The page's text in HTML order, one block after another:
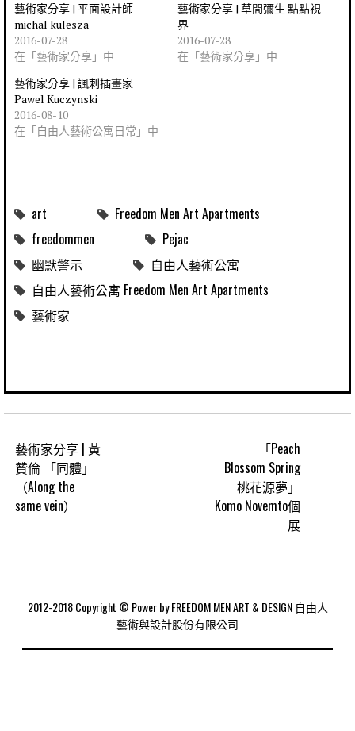
藝術家分享 | 平面設計師
michal kulesza
2016-07-28
在「藝術家分享」中
藝術家分享 | 草間彌生 點點視
界
2016-07-28
在「藝術家分享」中
藝術家分享 | 諷刺插畫家
Pawel Kuczynski
2016-08-10
在「自由人藝術公寓日常」中
art
Freedom Men Art Apartments
freedommen
Pejac
幽默警示
自由人藝術公寓
自由人藝術公寓 Freedom Men Art Apartments
藝術家
藝術家分享 | 黃
贊倫 「同體」
（Along the
same vein）
「Peach
Blossom Spring
桃花源夢」
Komo Novemto個
展
2012-2018 Copyright © Power by FREEDOM MEN ART & DESIGN 自由人
藝術與設計股份有限公司